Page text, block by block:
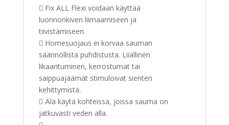
 Fix ALL Flexi voidaan käyttää
luonnonkiven liimaamiseen ja
tiivistämiseen.
 Homesuojaus ei korvaa sauman
säännöllistä puhdistusta. Liiallinen
likaantuminen, kerrostumat tai
saippuajäämät stimuloivat sienten
kehittymistä.
 Älä käytä kohteissa, joissa sauma on
jatkuvasti veden alla.